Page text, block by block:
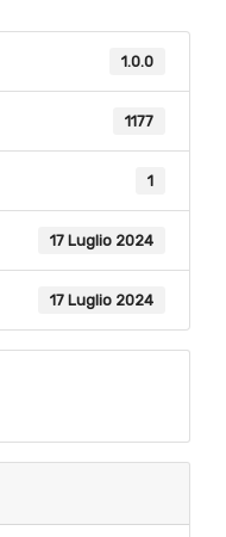
1.0.0
1177
1
17 Luglio 2024
17 Luglio 2024